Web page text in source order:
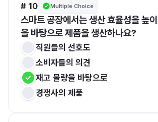
# 10 Multiple Choice
스마트 공장에서는 생산 효율성을 높
을 바탕으로 제품을 생산하나요?
직원들의 선호도
소비자들의 의견
재고 물량을 바탕으로
경쟁사의 제품